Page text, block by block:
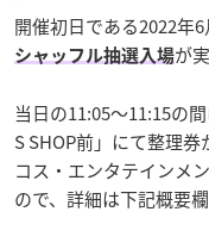
開催初日である2022年
シャッフル抽選入場が
当日の11:05～11:15の
S SHOP前」にて整理
コス・エンタテインメ
ので、詳細は下記概要